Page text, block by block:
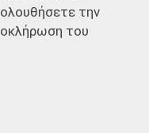
την
του